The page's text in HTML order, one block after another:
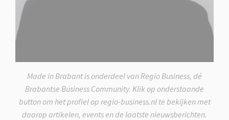
Made in Brabant is onderdeel van Regio Business, dé
Brabantse Business Community. Klik op onderstaande
button om het profiel op regio-business.nl te bekijken met
daarop artikelen, events en de laatste nieuwsberichten.